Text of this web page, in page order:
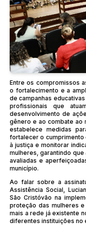
Entre os compromissos
o fortalecimento e a
de campanhas
profissionais que
desenvolvimento de
gênero e ao combate ao
estabelece medidas
fortalecer o cumprimento
à justiça e monitorar
mulheres, garantindo
avaliadas e
município.
Ao falar sobre a
Assistência Social,
São Cristóvão na
proteção das mulheres
mais a rede já existente
diferentes instituições no